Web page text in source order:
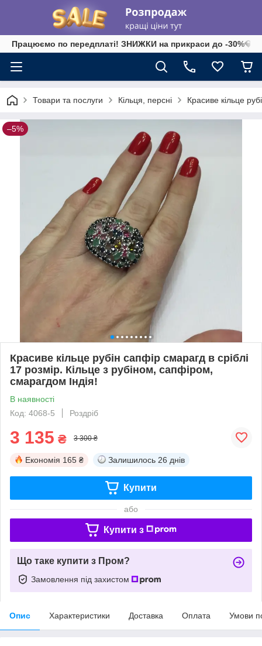
Працюємо по передплаті! ЗНИЖКИ на прикраси до -30%💎
Товари та послуги Кільця, персні Красиве кільце
–5%
Красиве кільце рубін сапфір смарагд в сріблі
17 розмір. Кільце з рубіном, сапфіром,
смарагдом Індія!
В наявності
Код: 4068-5
Роздріб
3 135 ₴ 3 300 ₴
Економія 165 ₴ Залишилось 26 днів
Купити
або
Купити з
Що таке купити з Пром?
Замовлення під захистом
Опис Характеристики Доставка Оплата Умови